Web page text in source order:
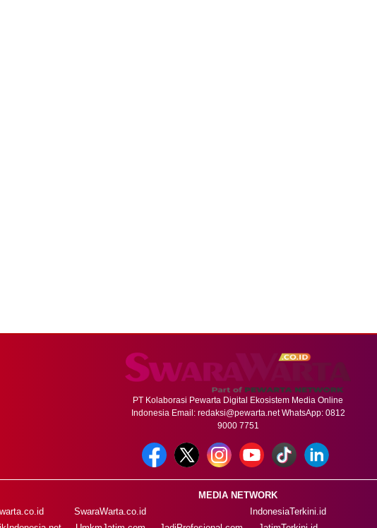
PT Kolaborasi Pewarta Digital Ekosistem Media Online
Indonesia Email: redaksi@pewarta.netWhatsApp: 0812
9000 7751
MEDIA NETWORK
SwaraWarta.co.id
IndonesiaTerkini.id